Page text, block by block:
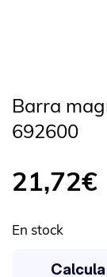
Barra
692600
21,72€
En stock